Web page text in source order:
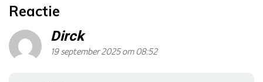
Reactie
Dirck
19 september 2025 om 08:52